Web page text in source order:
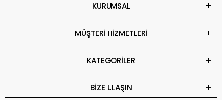
KURUMSAL
MÜŞTERİ HİZMETLERİ
KATEGORİLER
BİZE ULAŞIN